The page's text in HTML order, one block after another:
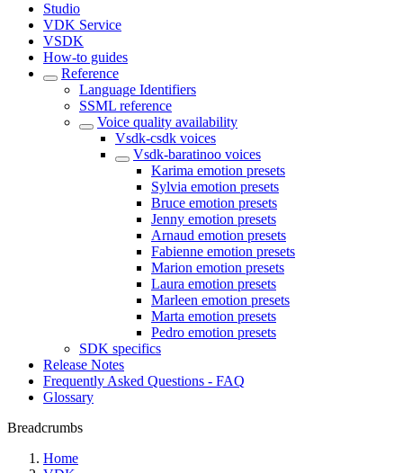
Studio
VDK Service
VSDK
How-to guides
Reference
Language Identifiers
SSML reference
Voice quality availability
Vsdk-csdk voices
Vsdk-baratinoo voices
Karima emotion presets
Sylvia emotion presets
Bruce emotion presets
Jenny emotion presets
Arnaud emotion presets
Fabienne emotion presets
Marion emotion presets
Laura emotion presets
Marleen emotion presets
Marta emotion presets
Pedro emotion presets
SDK specifics
Release Notes
Frequently Asked Questions - FAQ
Glossary
Breadcrumbs
Home